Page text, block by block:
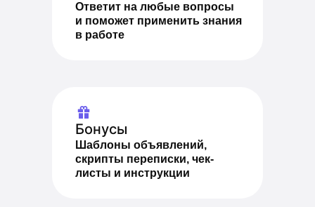
Бонусы
Шаблоны объявлений,
скрипты переписки, чек-
листы и инструкции
Ответит на любые вопросы
и поможет применить знания
в работе